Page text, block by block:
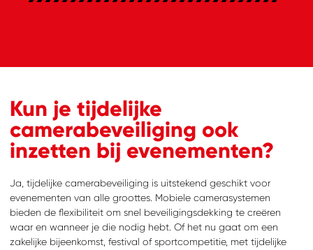
Kun je tijdelijke
camerabeveiliging ook
inzetten bij evenementen?
Ja, tijdelijke camerabeveiliging is uitstekend geschikt voor
evenementen van alle groottes. Mobiele camerasystemen
bieden de flexibiliteit om snel beveiligingsdekking te creëren
waar en wanneer je die nodig hebt. Of het nu gaat om een
zakelijke bijeenkomst, festival of sportcompetitie, met tijdelijke